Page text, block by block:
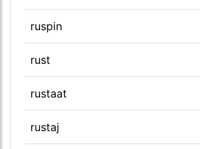
ruspin
rust
rustaat
rustaj